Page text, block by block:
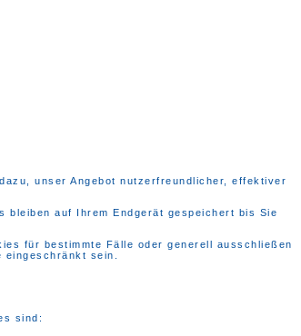
unser Angebot nutzerfreundlicher, effektiver
bleiben auf Ihrem Endgerät gespeichert bis Sie
für bestimmte Fälle oder generell ausschließen
sein.
sind: